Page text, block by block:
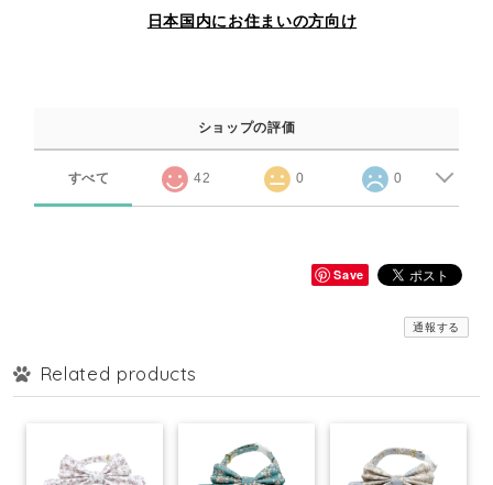
日本国内にお住まいの方向け
ショップの評価
すべて 42 0 0
Save
通報する
Related products